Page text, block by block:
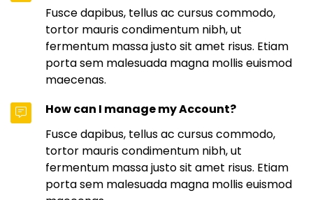
Fusce dapibus, tellus ac cursus commodo,
tortor mauris condimentum nibh, ut
fermentum massa justo sit amet risus. Etiam
porta sem malesuada magna mollis euismod
maecenas.
How can I manage my Account?
Fusce dapibus, tellus ac cursus commodo,
tortor mauris condimentum nibh, ut
fermentum massa justo sit amet risus. Etiam
porta sem malesuada magna mollis euismod